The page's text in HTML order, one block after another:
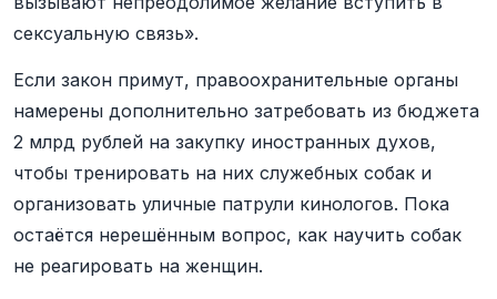
сексуальную связь».
Если закон примут, правоохранительные органы
намерены дополнительно затребовать из бюджета
2 млрд рублей на закупку иностранных духов,
чтобы тренировать на них служебных собак и
организовать уличные патрули кинологов. Пока
остаётся нерешённым вопрос, как научить собак
не реагировать на женщин.